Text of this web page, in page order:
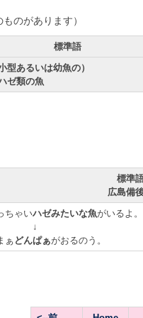
のがあります）
標準語
小型あるいは幼魚の）
ゼ類の魚
標準
広島備
ちゃいハゼみたいな魚がいるよ。
ぁ どんぱぁがおるのう。